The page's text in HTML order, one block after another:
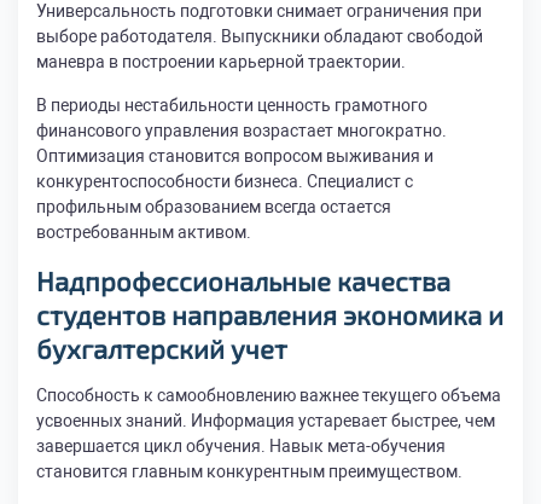
Универсальность подготовки снимает ограничения при
выборе работодателя. Выпускники обладают свободой
маневра в построении карьерной траектории.
В периоды нестабильности ценность грамотного
финансового управления возрастает многократно.
Оптимизация становится вопросом выживания и
конкурентоспособности бизнеса. Специалист с
профильным образованием всегда остается
востребованным активом.
Надпрофессиональные качества
студентов направления экономика и
бухгалтерский учет
Способность к самообновлению важнее текущего объема
усвоенных знаний. Информация устаревает быстрее, чем
завершается цикл обучения. Навык мета-обучения
становится главным конкурентным преимуществом.